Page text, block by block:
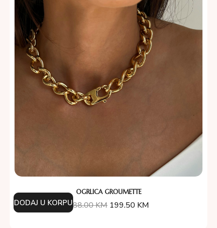
OGRLICA GROUMETTE
388.00KM 199.50 KM
DODAJ U KORPU